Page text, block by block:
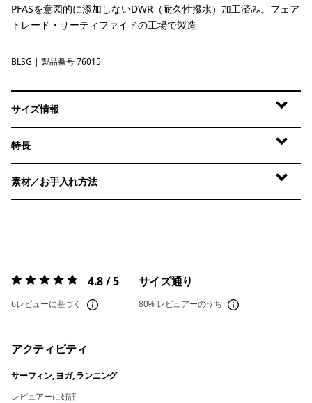
PFASを意図的に添加しないDWR（耐久性撥水）加工済み。フェア
トレード・サーティファイドの工場で製造
Blue Sage
BLSG | 製品番号 76015
サイズ情報
特長
素材／お手入れ方法
評価:4.8 / 5 4.8 / 5
6レビューに基づく
サイズ通り
80% レビュアーのうち
アクティビティ
サーフィン, ヨガ, ランニング
レビュアーに好評